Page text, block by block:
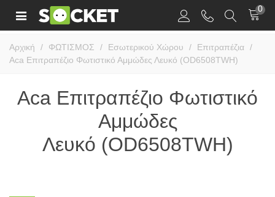
0
Αρχική / ΦΩΤΙΣΜΟΣ / Εσωτερικού Χώρου / Επιτραπέζια /
Aca Επιτραπέζιο Φωτιστικό Αμμώδες Λευκό (OD6508TWH)
Aca Επιτραπέζιο Φωτιστικό
Αμμώδες
Λευκό (OD6508TWH)